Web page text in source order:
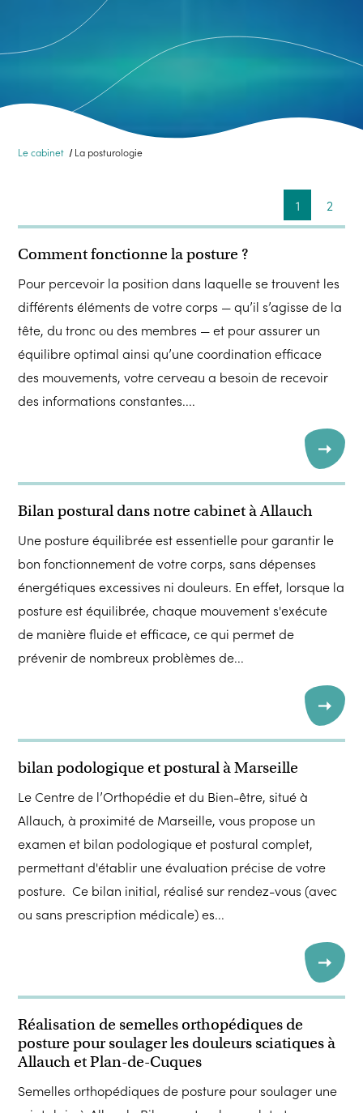
Le cabinet La posturologie
1 2
Comment fonctionne la posture ?
Pour percevoir la position dans laquelle se trouvent les
différents éléments de votre corps — qu’il s’agisse de la
tête, du tronc ou des membres — et pour assurer un
équilibre optimal ainsi qu’une coordination efficace
des mouvements, votre cerveau a besoin de recevoir
des informations constantes....
Bilan postural dans notre cabinet à Allauch
Une posture équilibrée est essentielle pour garantir le
bon fonctionnement de votre corps, sans dépenses
énergétiques excessives ni douleurs. En effet, lorsque la
posture est équilibrée, chaque mouvement s'exécute
de manière fluide et efficace, ce qui permet de
prévenir de nombreux problèmes de...
bilan podologique et postural à Marseille
Le Centre de l’Orthopédie et du Bien-être, situé à
Allauch, à proximité de Marseille, vous propose un
examen et bilan podologique et postural complet,
permettant d'établir une évaluation précise de votre
posture. Ce bilan initial, réalisé sur rendez-vous (avec
ou sans prescription médicale) es...
Réalisation de semelles orthopédiques de
posture pour soulager les douleurs sciatiques à
Allauch et Plan-de-Cuques
Semelles orthopédiques de posture pour soulager une